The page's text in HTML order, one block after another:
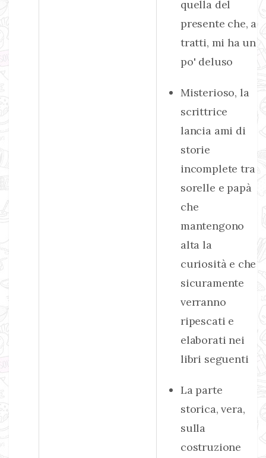
quella del
presente che, a
tratti, mi ha un
po' deluso
Misterioso, la
scrittrice
lancia ami di
storie
incomplete tra
sorelle e papà
che
mantengono
alta la
curiosità e che
sicuramente
verranno
ripescati e
elaborati nei
libri seguenti
La parte
storica, vera,
sulla
costruzione